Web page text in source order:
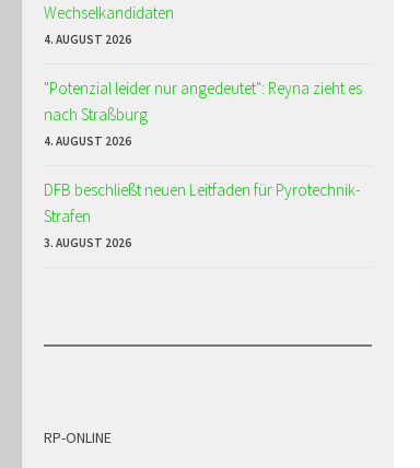
Wechselkandidaten
4. AUGUST 2026
"Potenzial leider nur angedeutet": Reyna zieht es
nach Straßburg
4. AUGUST 2026
DFB beschließt neuen Leitfaden für Pyrotechnik-
Strafen
3. AUGUST 2026
RP-ONLINE